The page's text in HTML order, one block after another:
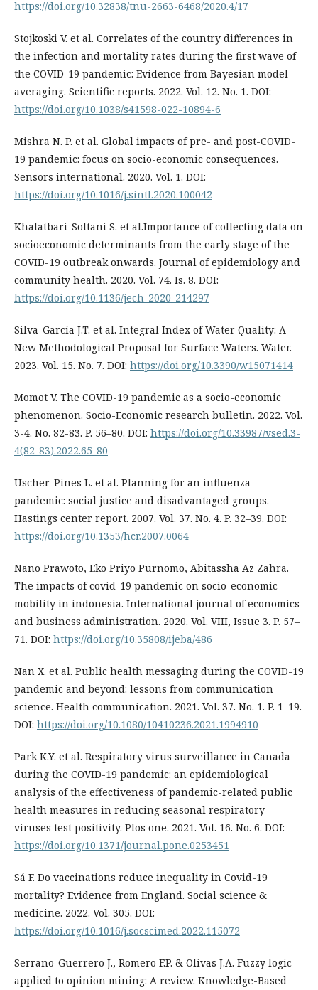
https://doi.org/10.32838/tnu-2663-6468/2020.4/17
Stojkoski V. et al. Correlates of the country differences in
the infection and mortality rates during the first wave of
the COVID-19 pandemic: Evidence from Bayesian model
averaging. Scientific reports. 2022. Vol. 12. No. 1. DOI:
https://doi.org/10.1038/s41598-022-10894-6
Mishra N. P. et al. Global impacts of pre- and post-COVID-
19 pandemic: focus on socio-economic consequences.
Sensors international. 2020. Vol. 1. DOI:
https://doi.org/10.1016/j.sintl.2020.100042
Khalatbari-Soltani S. et al.Importance of collecting data on
socioeconomic determinants from the early stage of the
COVID-19 outbreak onwards. Journal of epidemiology and
community health. 2020. Vol. 74. Is. 8. DOI:
https://doi.org/10.1136/jech-2020-214297
Silva-García J.T. et al. Integral Index of Water Quality: A
New Methodological Proposal for Surface Waters. Water.
2023. Vol. 15. No. 7. DOI: https://doi.org/10.3390/w15071414
Momot V. The COVID-19 pandemic as a socio-economic
phenomenon. Socio-Economic research bulletin. 2022. Vol.
3-4. No. 82-83. P. 56–80. DOI: https://doi.org/10.33987/vsed.3-
4(82-83).2022.65-80
Uscher-Pines L. et al. Planning for an influenza
pandemic: social justice and disadvantaged groups.
Hastings center report. 2007. Vol. 37. No. 4. P. 32–39. DOI:
https://doi.org/10.1353/hcr.2007.0064
Nano Prawoto, Eko Priyo Purnomo, Abitassha Az Zahra.
The impacts of covid-19 pandemic on socio-economic
mobility in indonesia. International journal of economics
and business administration. 2020. Vol. VIII, Issue 3. P. 57–
71. DOI: https://doi.org/10.35808/ijeba/486
Nan X. et al. Public health messaging during the COVID-19
pandemic and beyond: lessons from communication
science. Health communication. 2021. Vol. 37. No. 1. P. 1–19.
DOI: https://doi.org/10.1080/10410236.2021.1994910
Park K.Y. et al. Respiratory virus surveillance in Canada
during the COVID-19 pandemic: an epidemiological
analysis of the effectiveness of pandemic-related public
health measures in reducing seasonal respiratory
viruses test positivity. Plos one. 2021. Vol. 16. No. 6. DOI:
https://doi.org/10.1371/journal.pone.0253451
Sá F. Do vaccinations reduce inequality in Covid-19
mortality? Evidence from England. Social science &
medicine. 2022. Vol. 305. DOI:
https://doi.org/10.1016/j.socscimed.2022.115072
Serrano-Guerrero J., Romero F.P. & Olivas J.A. Fuzzy logic
applied to opinion mining: A review. Knowledge-Based